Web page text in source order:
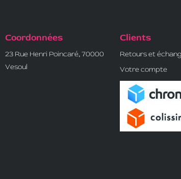
Coordonnées
23 Rue Henri Poincaré, 70000
Vesoul
Clients
Retours et
Votre compte